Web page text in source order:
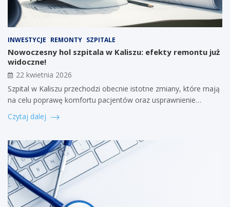
INWESTYCJE REMONTY SZPITALE
Nowoczesny hol szpitala w Kaliszu: efekty remontu już
widoczne!
22 kwietnia 2026
Szpital w Kaliszu przechodzi obecnie istotne zmiany, które mają
na celu poprawę komfortu pacjentów oraz usprawnienie…
Czytaj dalej